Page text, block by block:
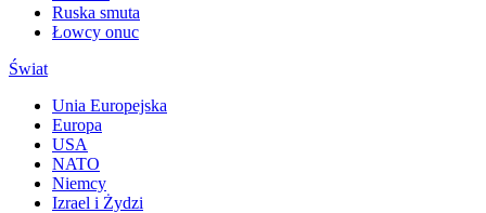
Ruska smuta
Łowcy onuc
Świat
Unia Europejska
Europa
USA
NATO
Niemcy
Izrael i Żydzi